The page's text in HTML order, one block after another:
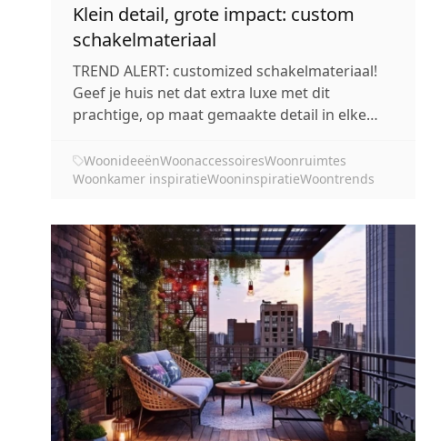
Klein detail, grote impact: custom
schakelmateriaal
TREND ALERT: customized schakelmateriaal!
Geef je huis net dat extra luxe met dit
prachtige, op maat gemaakte detail in elke
WoonideeënWoonaccessoiresWoonruimtes
Woonkamer inspiratieWooninspiratieWoontrends